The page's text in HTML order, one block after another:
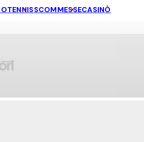
TENNISSCOMMESSECASINÒ